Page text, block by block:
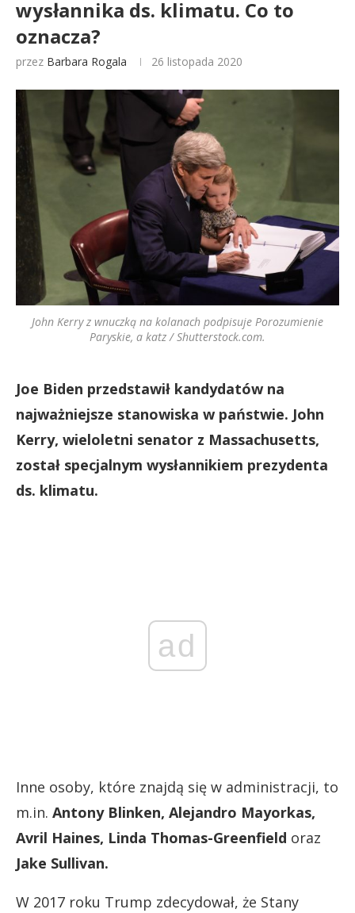
wysłannika ds. klimatu. Co to
oznacza?
przez Barbara Rogala 26 listopada 2020
John Kerry z wnuczką na kolanach podpisuje Porozumienie
Paryskie, a katz / Shutterstock.com.
Joe Biden przedstawił kandydatów na
najważniejsze stanowiska w państwie. John
Kerry, wieloletni senator z Massachusetts,
został specjalnym wysłannikiem prezydenta
ds. klimatu.
ad
Inne osoby, które znajdą się w administracji, to
m.in. Antony Blinken, Alejandro Mayorkas,
Avril Haines, Linda Thomas-Greenfield oraz
Jake Sullivan.
W 2017 roku Trump zdecydował, że Stany